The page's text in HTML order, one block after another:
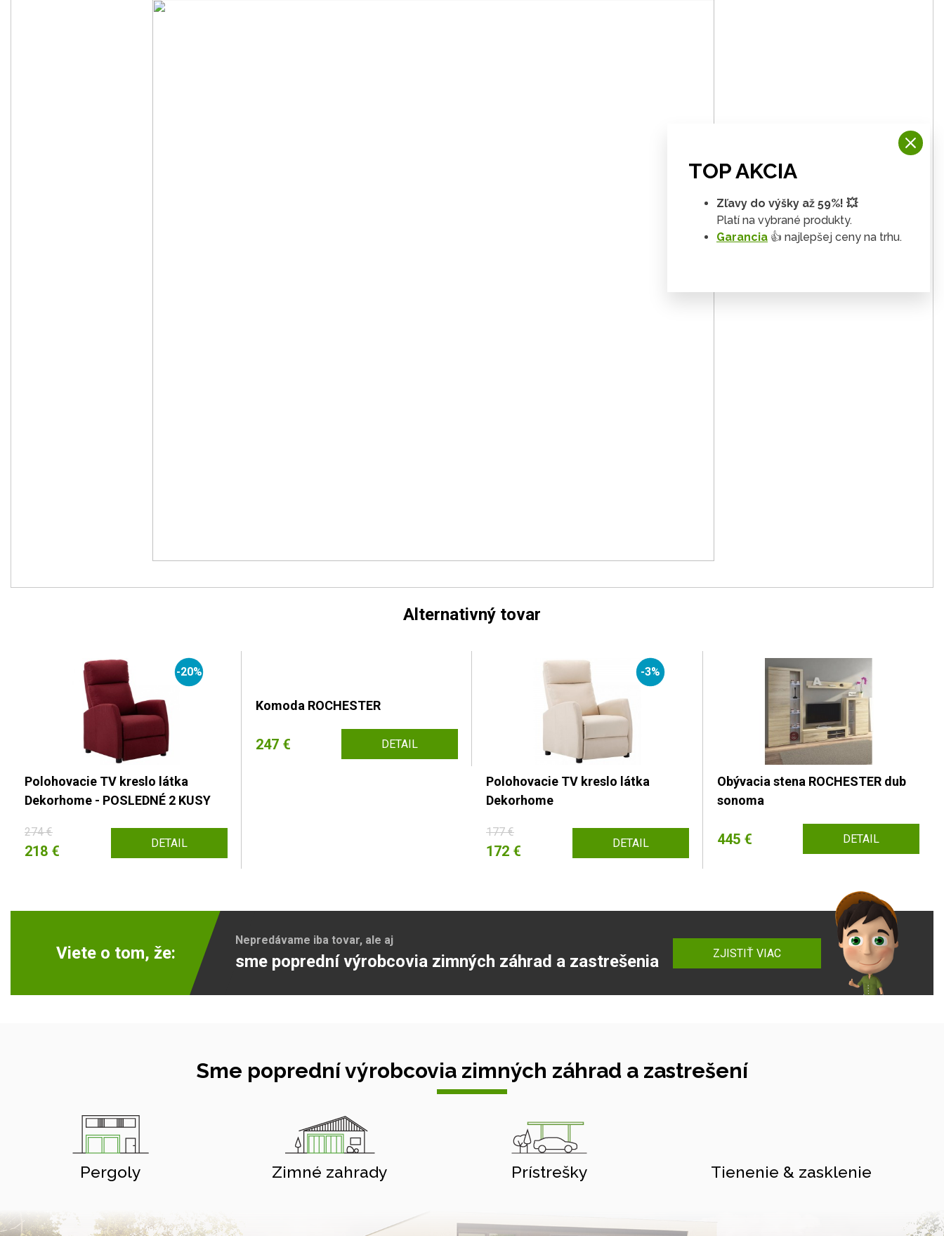
Alternativný tovar
-20%
Polohovacie TV kreslo látka
Dekorhome - POSLEDNÉ 2 KUSY
274 €
218 € DETAIL
Komoda ROCHESTER
247 € DETAIL
-3%
Polohovacie TV kreslo látka
Dekorhome
177 €
172 € DETAIL
Obývacia stena ROCHESTER dub
sonoma
445 € DETAIL
Viete o tom, že:
Nepredávame iba tovar, ale aj
sme poprední výrobcovia zimných záhrad a zastrešenia ZJISTIŤ VIAC
Sme poprední výrobcovia zimných záhrad a zastrešení
Pergoly Zimné zahrady Prístrešky Tienenie & zasklenie
TOP AKCIA
Zľavy do výšky až 59%! 💥
Platí na vybrané produkty.
Garancia 👍 najlepšej ceny na trhu.